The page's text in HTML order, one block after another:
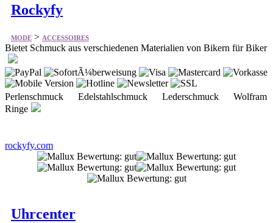
Rockyfy
MODE > ACCESSOIRES
Bietet Schmuck aus verschiedenen Materialien von Bikern für Biker
Perlenschmuck Edelstahlschmuck Lederschmuck Wolfram
Ringe
rockyfy.com
Uhrcenter